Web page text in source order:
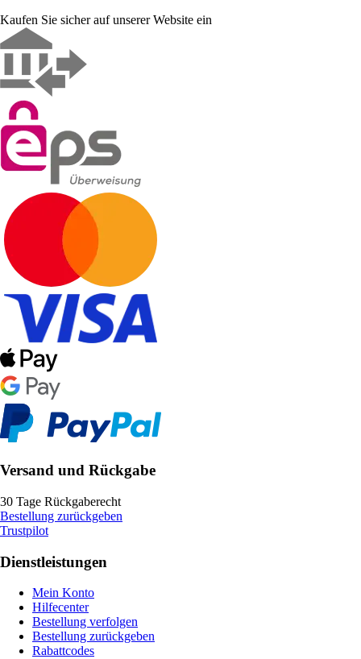
Kaufen Sie sicher auf unserer Website ein
Versand und Rückgabe
30 Tage Rückgaberecht
Bestellung zurückgeben
Trustpilot
Dienstleistungen
Mein Konto
Hilfecenter
Bestellung verfolgen
Bestellung zurückgeben
Rabattcodes